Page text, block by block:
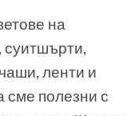
на
суитшърти,
ленти и
сме полезни с